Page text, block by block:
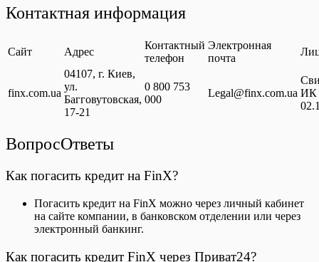
Контактная информация
Сайт Адрес
Контактный
телефон
Электронная
почта
finx.com.ua
04107, г. Киев,
ул.
Багговутовская,
17-21
0 800 753
000
Legal@finx.com.ua ИК
ВопросОтветы
Как погасить кредит на FinX?
Погасить кредит на FinX можно через личный кабинет
на сайте компании, в банковском отделении или через
электронный банкинг.
Как погасить кредит FinX через Приват24?